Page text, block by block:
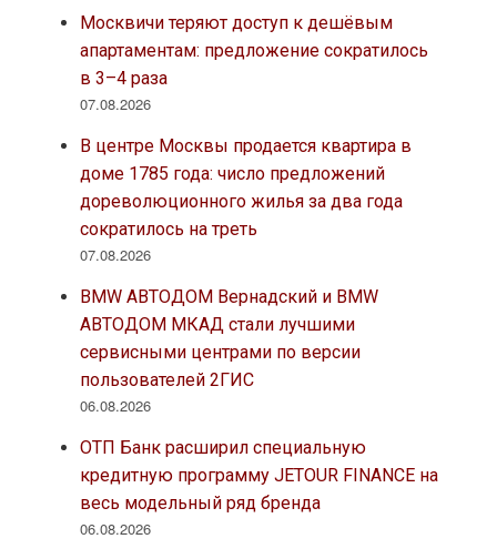
Москвичи теряют доступ к дешёвым
апартаментам: предложение сократилось
в 3–4 раза
07.08.2026
В центре Москвы продается квартира в
доме 1785 года: число предложений
дореволюционного жилья за два года
сократилось на треть
07.08.2026
BMW АВТОДОМ Вернадский и BMW
АВТОДОМ МКАД стали лучшими
сервисными центрами по версии
пользователей 2ГИС
06.08.2026
ОТП Банк расширил специальную
кредитную программу JETOUR FINANCE на
весь модельный ряд бренда
06.08.2026